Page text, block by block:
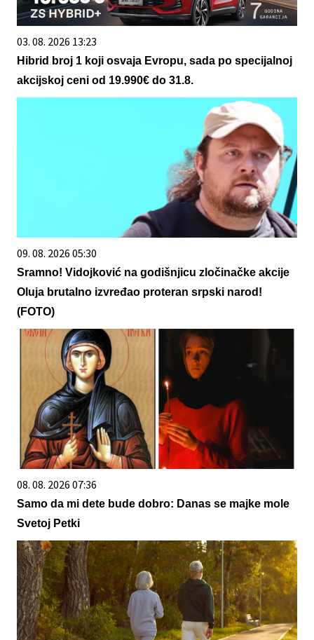
03. 08. 2026 13:23
Hibrid broj 1 koji osvaja Evropu, sada po specijalnoj
akcijskoj ceni od 19.990€ do 31.8.
09. 08. 2026 05:30
Sramno! Vidojković na godišnjicu zločinačke akcije
Oluja brutalno izvređao proteran srpski narod!
(FOTO)
08. 08. 2026 07:36
Samo da mi dete bude dobro: Danas se majke mole
Svetoj Petki